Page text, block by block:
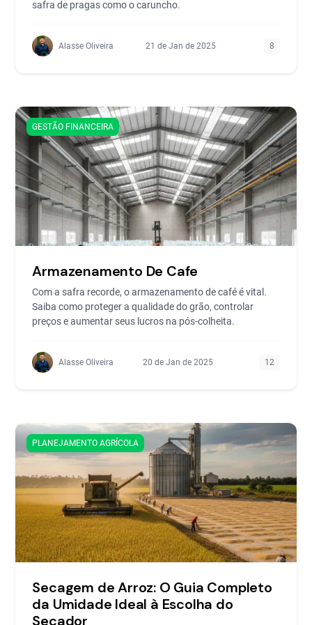
safra de pragas como o caruncho.
Alasse Oliveira 21 de Jan de 2025 8
GESTÃO FINANCEIRA
Armazenamento De Cafe
Com a safra recorde, o armazenamento de café é vital.
Saiba como proteger a qualidade do grão, controlar
preços e aumentar seus lucros na pós-colheita.
Alasse Oliveira 20 de Jan de 2025 12
PLANEJAMENTO AGRÍCOLA
Secagem de Arroz: O Guia Completo
da Umidade Ideal à Escolha do
Secador